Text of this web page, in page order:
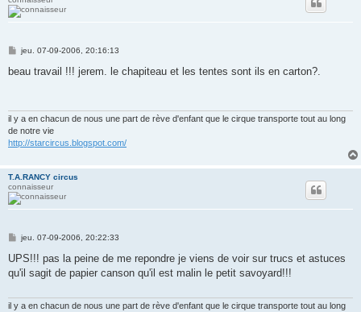
M
s
jeu. 07-09-2006, 20:16:13
beau travail !!! jerem. le chapiteau et les tentes sont ils en carton?.
il y a en chacun de nous une part de rève d'enfant que le cirque transporte tout au long
de notre vie
http://starcircus.blogspot.com/
T.A.RANCY circus
connaisseur
M
s
a
jeu. 07-09-2006, 20:22:33
UPS!!! pas la peine de me repondre je viens de voir sur trucs et astuces
qu'il sagit de papier canson qu'il est malin le petit savoyard!!!
il y a en chacun de nous une part de rève d'enfant que le cirque transporte tout au long